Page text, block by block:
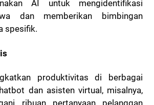
AI untuk mengidentifikasi
dan memberikan bimbingan
spesifik.
produktivitas di berbagai
dan asisten virtual, misalnya,